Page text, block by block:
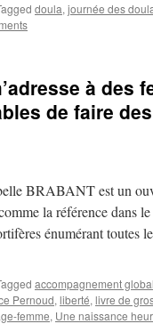
doula, journée des
à des
de faire
BRABANT est un
la référence dans
énumérant
accompagnement global
Pernoud, liberté, livre de
femme, Une naissance